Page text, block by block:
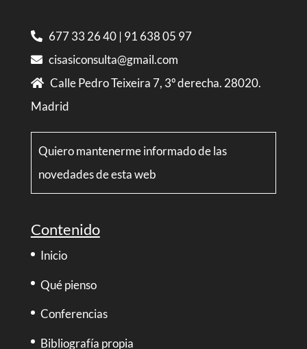
677 33 26 40| 91 638 05 97
cisasiconsulta@gmail.com
Calle Pedro Teixeira 7, 3º derecha. 28020.
Madrid
Quiero mantenerme informado de las
novedades de esta web
Contenido
Inicio
Qué pienso
Conferencias
Bibliografía propia